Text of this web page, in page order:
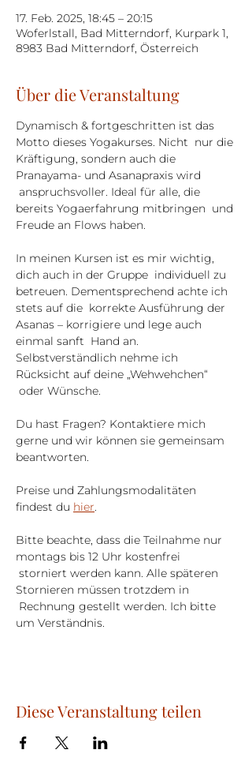
17. Feb. 2025, 18:45 – 20:15
Woferlstall, Bad Mitterndorf, Kurpark 1,
8983 Bad Mitterndorf, Österreich
Über die Veranstaltung
Dynamisch & fortgeschritten ist das
Motto dieses Yogakurses. Nicht  nur die
Kräftigung, sondern auch die
Pranayama- und Asanapraxis wird
anspruchsvoller. Ideal für alle, die
bereits Yogaerfahrung mitbringen  und
Freude an Flows haben.
In meinen Kursen ist es mir wichtig,
dich auch in der Gruppe  individuell zu
betreuen. Dementsprechend achte ich
stets auf die  korrekte Ausführung der
Asanas – korrigiere und lege auch
einmal sanft  Hand an.
Selbstverständlich nehme ich
Rücksicht auf deine „Wehwehchen“
oder Wünsche.
Du hast Fragen? Kontaktiere mich
gerne und wir können sie gemeinsam
beantworten.
Preise und Zahlungsmodalitäten
findest du hier.
Bitte beachte, dass die Teilnahme nur
montags bis 12 Uhr kostenfrei
storniert werden kann. Alle späteren
Stornieren müssen trotzdem in
Rechnung gestellt werden. Ich bitte
um Verständnis.
Diese Veranstaltung teilen